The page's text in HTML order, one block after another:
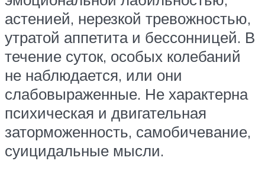
астенией, нерезкой тревожностью,
утратой аппетита и бессонницей. В
течение суток, особых колебаний
не наблюдается, или они
слабовыраженные. Не характерна
психическая и двигательная
заторможенность, самобичевание,
суицидальные мысли.